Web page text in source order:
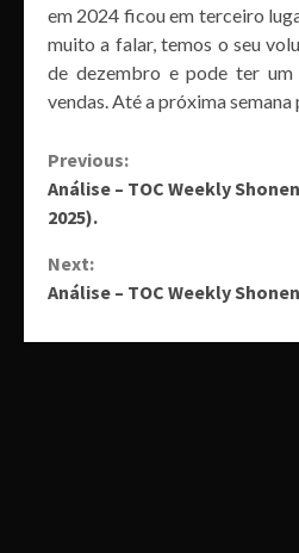
em 2024 ficou em terceiro
muito a falar, temos o seu
de dezembro e pode ter um
vendas. Até a próxima semana
Continue
Reading
Previous:
Análise – TOC Weekly
2025).
Next:
Análise – TOC Weekly